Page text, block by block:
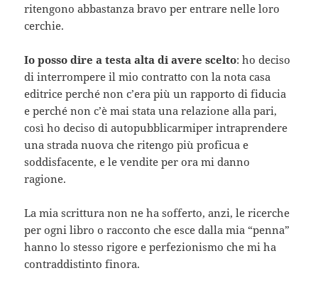
ritengono abbastanza bravo per entrare nelle loro
cerchie.
Io posso dire a testa alta di avere scelto: ho deciso
di interrompere il mio contratto con la nota casa
editrice perché non c’era più un rapporto di fiducia
e perché non c’è mai stata una relazione alla pari,
così ho deciso di autopubblicarmiper intraprendere
una strada nuova che ritengo più proficua e
soddisfacente, e le vendite per ora mi danno
ragione.
La mia scrittura non ne ha sofferto, anzi, le ricerche
per ogni libro o racconto che esce dalla mia “penna”
hanno lo stesso rigore e perfezionismo che mi ha
contraddistinto finora.